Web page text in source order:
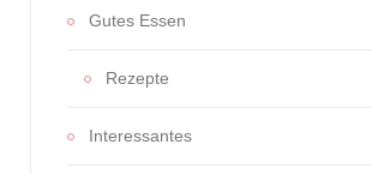
Gutes Essen
Rezepte
Interessantes